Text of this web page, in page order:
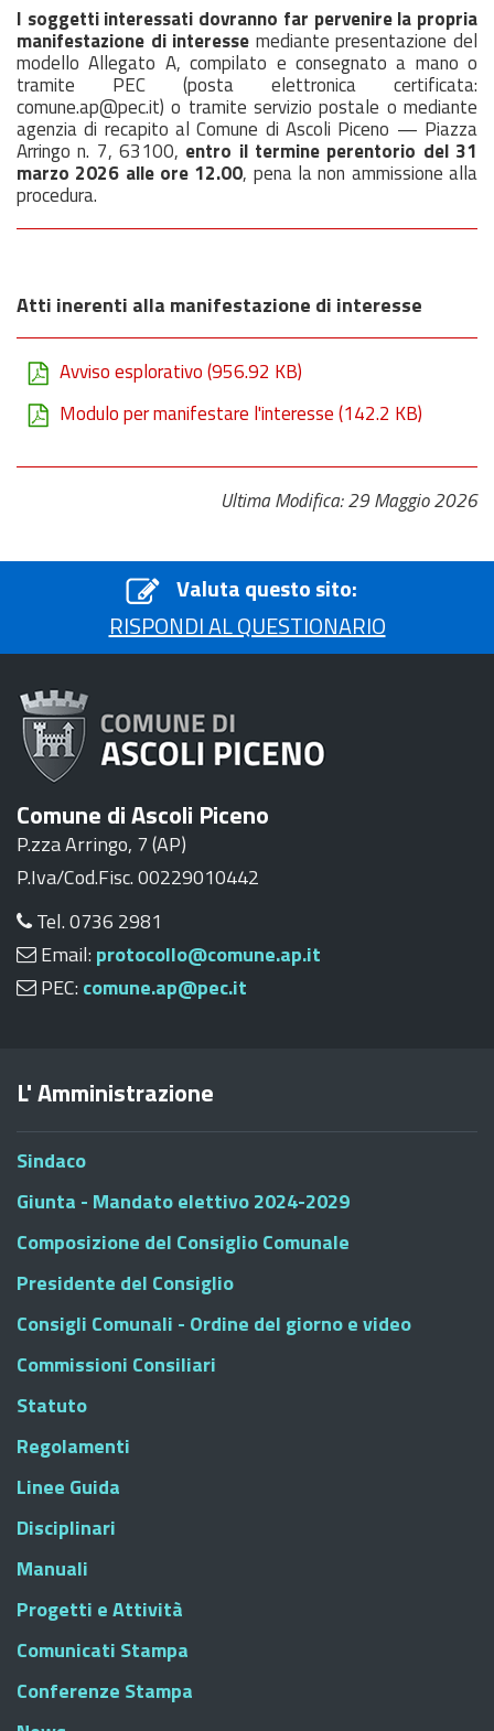
I soggetti interessati dovranno far pervenire la propria
manifestazione di interesse mediante presentazione del
modello Allegato A, compilato e consegnato a mano o
tramite PEC (posta elettronica certificata:
comune.ap@pec.it) o tramite servizio postale o mediante
agenzia di recapito al Comune di Ascoli Piceno — Piazza
Arringo n. 7, 63100, entro il termine perentorio del 31
marzo 2026 alle ore 12.00, pena la non ammissione alla
procedura.
Atti inerenti alla manifestazione di interesse
Avviso esplorativo(956.92 KB)
Modulo per manifestare l'interesse(142.2 KB)
Ultima Modifica: 29 Maggio 2026
Valuta questo sito:
RISPONDI AL QUESTIONARIO
Comune di Ascoli Piceno
P.zza Arringo, 7 (AP)
P.Iva/Cod.Fisc. 00229010442
Tel. 0736 2981
Email: protocollo@comune.ap.it
PEC: comune.ap@pec.it
L' Amministrazione
Sindaco
Giunta - Mandato elettivo 2024-2029
Composizione del Consiglio Comunale
Presidente del Consiglio
Consigli Comunali - Ordine del giorno e video
Commissioni Consiliari
Statuto
Regolamenti
Linee Guida
Disciplinari
Manuali
Progetti e Attività
Comunicati Stampa
Conferenze Stampa